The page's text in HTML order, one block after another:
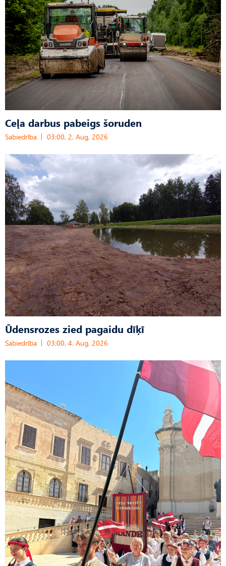
Ceļa darbus pabeigs šoruden
Sabiedrība 03:00, 2. Aug, 2026
Ūdensrozes zied pagaidu dīķī
Sabiedrība 03:00, 4. Aug, 2026